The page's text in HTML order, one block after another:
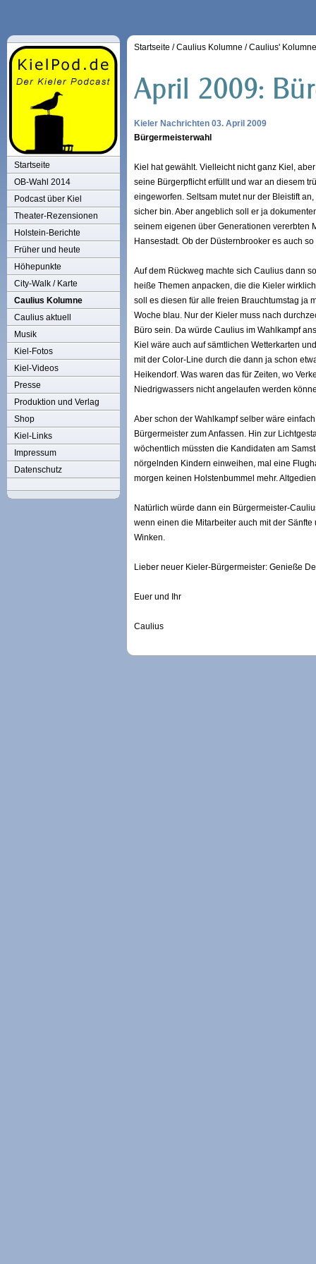
Startseite
OB-Wahl 2014
Podcast über Kiel
Theater-Rezensionen
Holstein-Berichte
Früher und heute
Höhepunkte
City-Walk / Karte
Caulius Kolumne
Caulius aktuell
Musik
Kiel-Fotos
Kiel-Videos
Presse
Produktion und Verlag
Shop
Kiel-Links
Impressum
Datenschutz
Startseite /Caulius Kolumne /Caulius'
Kieler Nachrichten 03. April 2009
Bürgermeisterwahl
Kiel hat gewählt. Vielleicht nicht ganz Kiel,
seine Bürgerpflicht erfüllt und war an diesem
eingeworfen. Seltsam mutet nur der Bleistift
sicher bin. Aber angeblich soll er ja
seinem eigenen über Generationen vererbten
Hansestadt. Ob der Düsternbrooker es auch so
Auf dem Rückweg machte sich Caulius dann
heiße Themen anpacken, die die Kieler
soll es diesen für alle freien Brauchtumstag ja
Woche blau. Nur der Kieler muss nach
Büro sein. Da würde Caulius im Wahlkampf
Kiel wäre auch auf sämtlichen Wetterkarten
mit der Color-Line durch die dann ja schon
Heikendorf. Was waren das für Zeiten, wo
Niedrigwassers nicht angelaufen werden
Aber schon der Wahlkampf selber wäre
Bürgermeister zum Anfassen. Hin zur
wöchentlich müssten die Kandidaten am
nörgelnden Kindern einweihen, mal eine
morgen keinen Holstenbummel mehr.
Natürlich würde dann ein Bürgermeister-
wenn einen die Mitarbeiter auch mit der
Winken.
Lieber neuer Kieler-Bürgermeister: Genieße
Euer und Ihr
Caulius